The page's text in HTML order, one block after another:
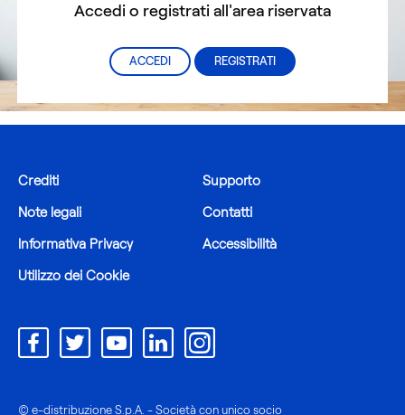
Accedi o registrati all'area riservata
ACCEDI REGISTRATI
© e-distribuzione S.p.A. - Società con unico socio
Crediti
Note legali
Informativa Privacy
Utilizzo dei Cookie
Supporto
Contatti
Accessibilità